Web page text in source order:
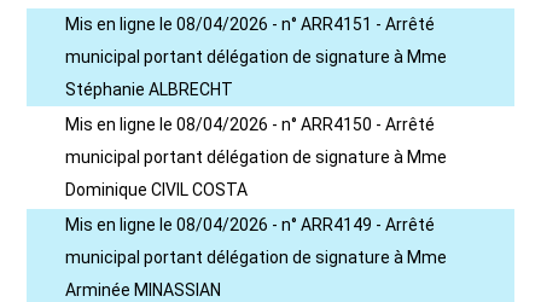
Mis en ligne le 08/04/2026 - n° ARR4151 - Arrêté
municipal portant délégation de signature à Mme
Stéphanie ALBRECHT
Mis en ligne le 08/04/2026 - n° ARR4150 - Arrêté
municipal portant délégation de signature à Mme
Dominique CIVIL COSTA
Mis en ligne le 08/04/2026 - n° ARR4149 - Arrêté
municipal portant délégation de signature à Mme
Arminée MINASSIAN